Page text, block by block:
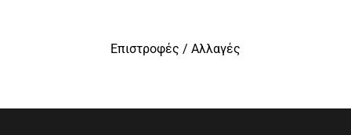
Επιστροφές / Αλλαγές